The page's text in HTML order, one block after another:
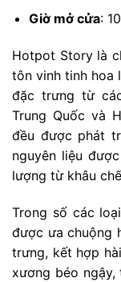
Giờ mở cửa:
Hotpot Story là
tôn vinh tinh hoa
đặc trưng từ
Trung Quốc và
đều được phát
nguyên liệu
lượng từ khâu
Trong số các
được ưa chuộng
trưng, kết hợp
xương béo